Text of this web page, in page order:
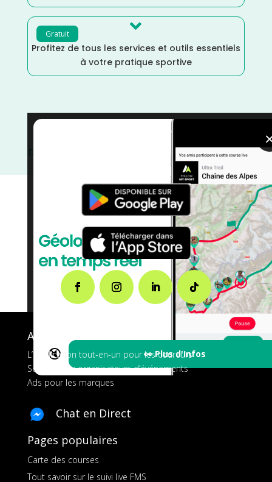
Gratuit 
Profitez de tous les services et outils essentiels
à votre pratique sportive
🔇 👀 Plus d'Infos
Distance Marathon
/Dénivelé Moyen
A propos de FMS
L’application tout-en-un pour les coureurs
Services aux organisateurs d’événements
Ads pour les marques
Chat en Direct
Pages populaires
Carte des courses
Tout savoir sur le suivi live FMS